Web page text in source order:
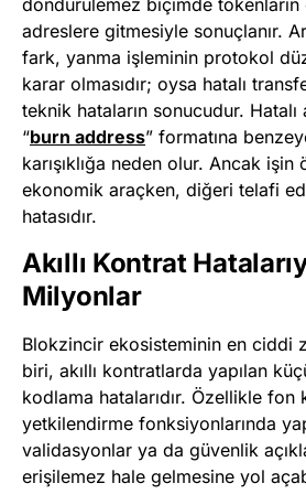
döndürülemez biçimde tokenların
adreslere gitmesiyle sonuçlanır.
fark, yanma işleminin protokol
karar olmasıdır; oysa hatalı
teknik hataların sonucudur.
“burn address” formatına
karışıklığa neden olur. Ancak
ekonomik araçken, diğeri telafi
hatasıdır.
Akıllı Kontrat
Milyonlar
Blokzincir ekosisteminin en ciddi
biri, akıllı kontratlarda yapılan
kodlama hatalarıdır. Özellikle
yetkilendirme fonksiyonlarında
validasyonlar ya da güvenlik
erişilemez hale gelmesine yol